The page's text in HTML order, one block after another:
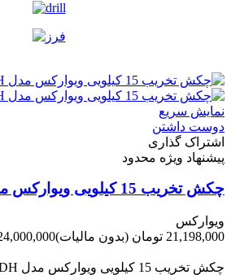
نمایش سریع
دوست داشتن
اشتراک گذاری
پیشنهاد ویژه محدود
چکش تخریب 15 کیلویی ویوارکس مدل VR 2000 DH
ویوارکس
21,198,000 تومان
(بدون مالیات)24,000,000